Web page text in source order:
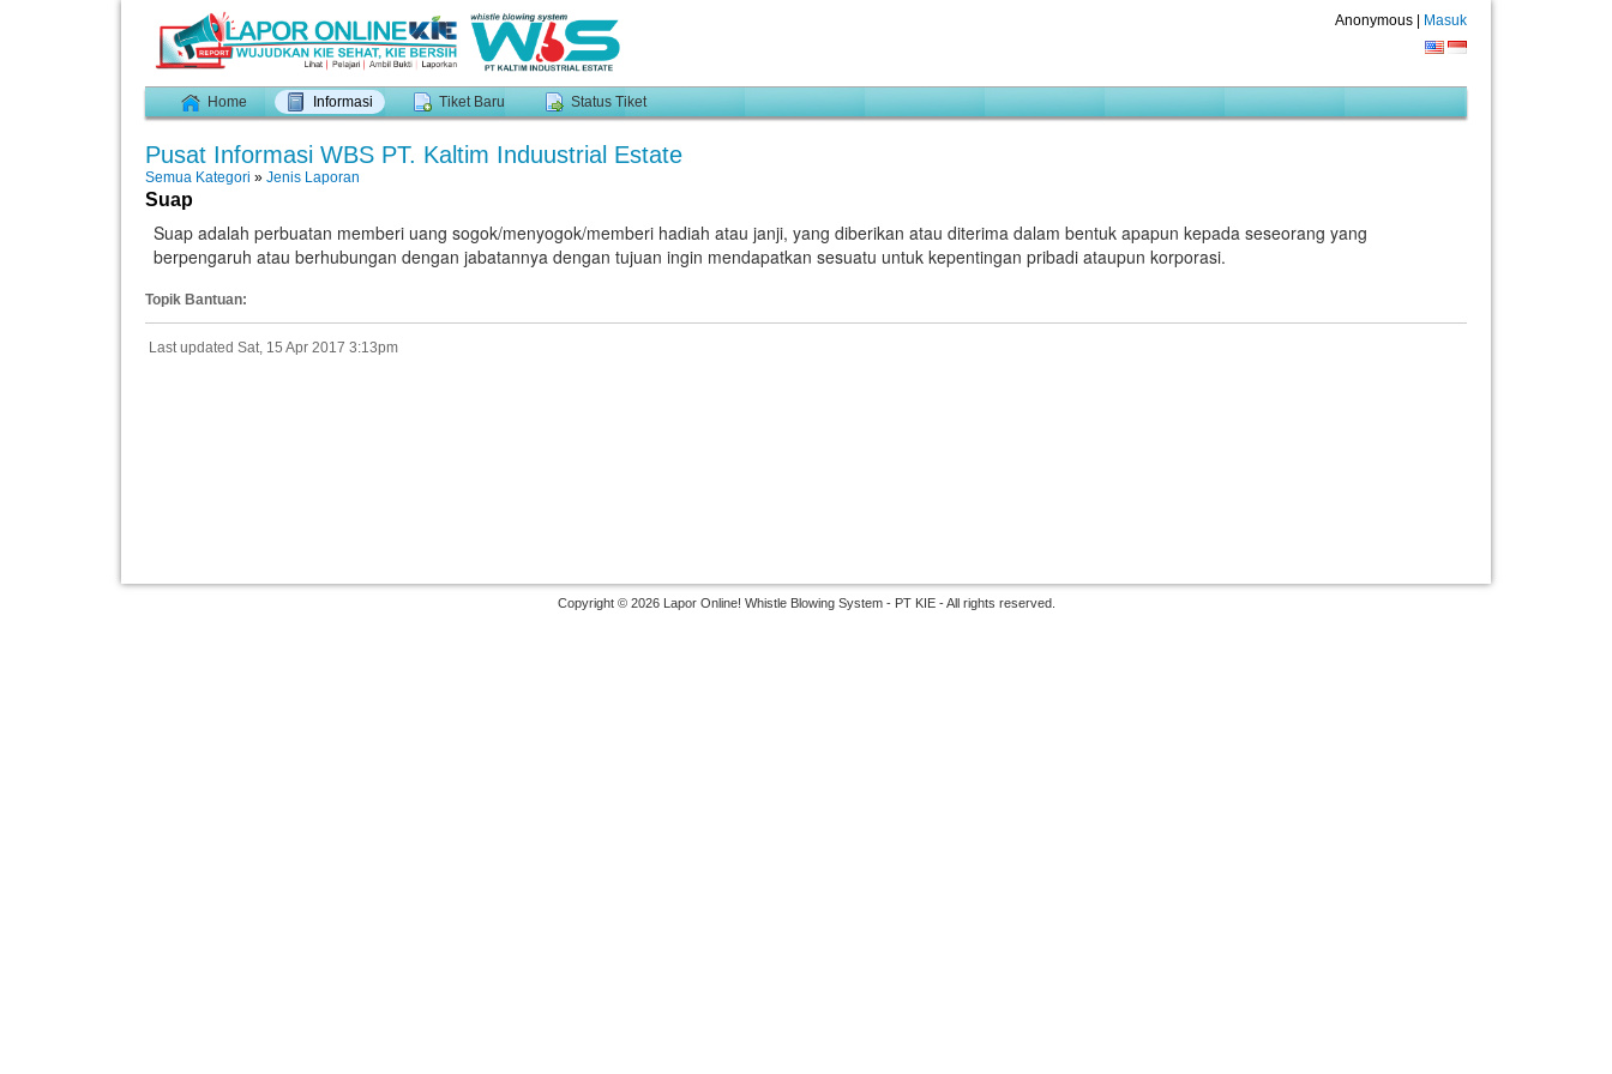
Anonymous | Masuk
Home Informasi Tiket Baru Status Tiket
Pusat Informasi WBS PT. Kaltim Induustrial Estate
Semua Kategori » Jenis Laporan
Suap
Suap adalah perbuatan memberi uang sogok/menyogok/memberi hadiah atau janji, yang diberikan atau diterima dalam bentuk apapun kepada seseorang yang
berpengaruh atau berhubungan dengan jabatannya dengan tujuan ingin mendapatkan sesuatu untuk kepentingan pribadi ataupun korporasi.
Topik Bantuan:
Last updated Sat, 15 Apr 2017 3:13pm
Copyright © 2026 Lapor Online! Whistle Blowing System - PT KIE - All rights reserved.